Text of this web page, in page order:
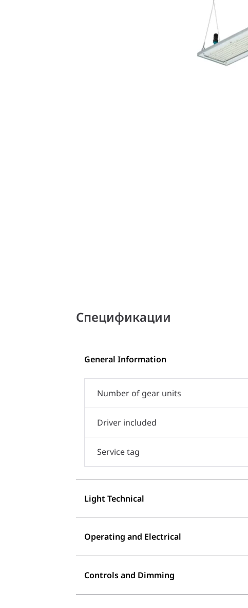
Спецификации
General Information
Number of gear units
Driver included
Service tag
Light Technical
Operating and Electrical
Controls and Dimming